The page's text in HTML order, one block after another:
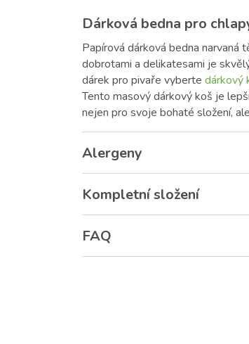
Dárková bedna pro
Papírová dárková bedna narvaná
dobrotami a delikatesami je
dárek pro pivaře vyberte dárkový
Tento masový dárkový koš je
nejen pro svoje bohaté složení,
Alergeny
Kompletní složení
FAQ